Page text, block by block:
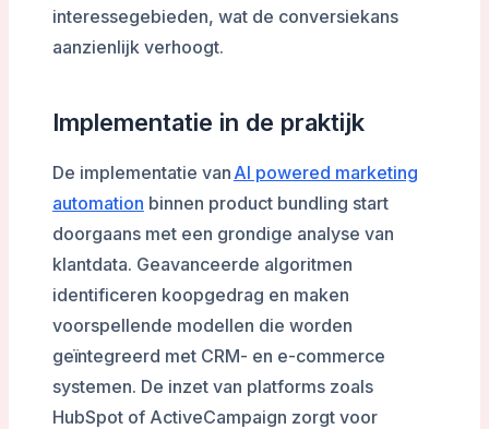
interessegebieden, wat de conversiekans
aanzienlijk verhoogt.
Implementatie in de praktijk
De implementatie van AI powered marketing
automation binnen product bundling start
doorgaans met een grondige analyse van
klantdata. Geavanceerde algoritmen
identificeren koopgedrag en maken
voorspellende modellen die worden
geïntegreerd met CRM- en e-commerce
systemen. De inzet van platforms zoals
HubSpot of ActiveCampaign zorgt voor